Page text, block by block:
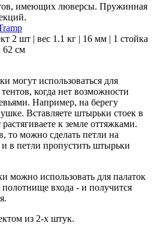
имеющих люверсы. Пружинная
2 шт | вес 1.1 кг | 16 мм | 1 стойка
62 см
могут использоваться для
когда нет возможности
Например, на берегу
Вставляете штырьки стоек в
к земле оттяжками.
то можно сделать петли на
и в петли пропустить штырьки
можно использовать для палаток
входа - и получится
из 2-х штук.